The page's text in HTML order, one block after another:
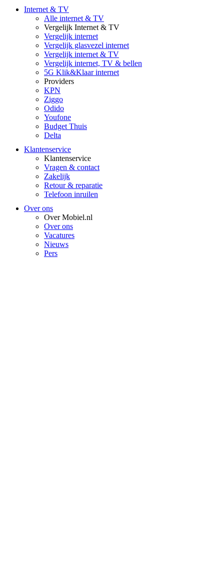
Internet & TV
Alle internet & TV
Vergelijk Internet & TV
Vergelijk internet
Vergelijk glasvezel internet
Vergelijk internet & TV
Vergelijk internet, TV & bellen
5G Klik&Klaar internet
Providers
KPN
Ziggo
Odido
Youfone
Budget Thuis
Delta
Klantenservice
Klantenservice
Vragen & contact
Zakelijk
Retour & reparatie
Telefoon inruilen
Over ons
Over Mobiel.nl
Over ons
Vacatures
Nieuws
Pers